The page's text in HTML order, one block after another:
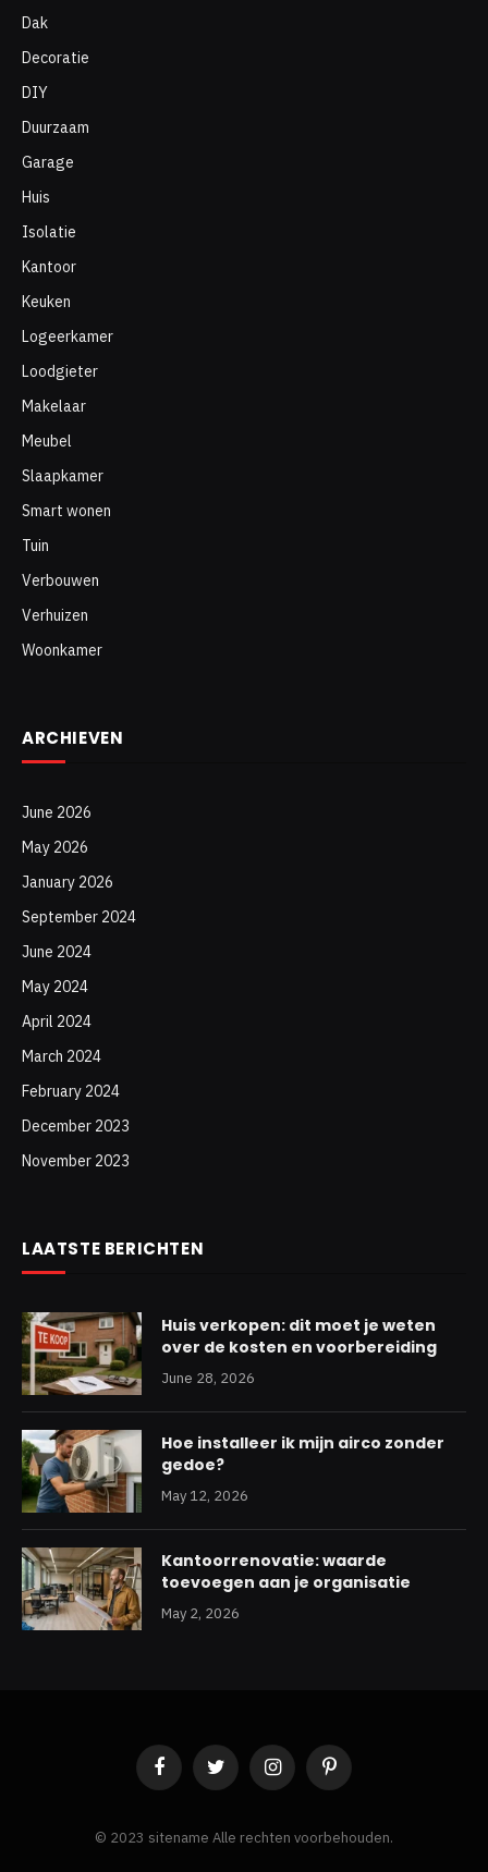
Dak
Decoratie
DIY
Duurzaam
Garage
Huis
Isolatie
Kantoor
Keuken
Logeerkamer
Loodgieter
Makelaar
Meubel
Slaapkamer
Smart wonen
Tuin
Verbouwen
Verhuizen
Woonkamer
ARCHIEVEN
June 2026
May 2026
January 2026
September 2024
June 2024
May 2024
April 2024
March 2024
February 2024
December 2023
November 2023
LAATSTE BERICHTEN
Huis verkopen: dit moet je weten
over de kosten en voorbereiding
June 28, 2026
Hoe installeer ik mijn airco zonder
gedoe?
May 12, 2026
Kantoorrenovatie: waarde
toevoegen aan je organisatie
May 2, 2026
FacebookTwitter InstagramPinterest
© 2023 sitename Alle rechten voorbehouden.